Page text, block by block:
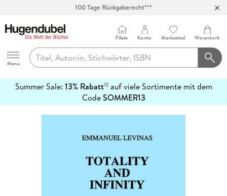
100 Tage Rückgaberecht***
Hugendubel
Menu
Filiale Konto Merkzettel Warenkorb
Summer Sale: 13% Rabatt12auf viele Sortimente mit dem
CodeSOMMER13
erfahren